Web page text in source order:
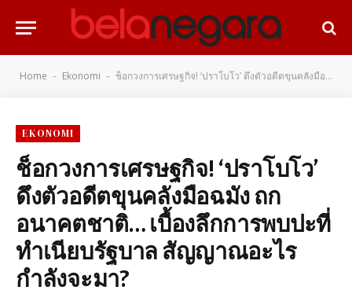
Home - Ekonomi - ช็อกวงการเศรษฐกิจ! ‘ปราโบโว’ ดึงตัวอดีตขุนคลังมือฉมัง ถกอนาคตชาติ… เบื้องลึกการพบปะที่ทำเนียบรัฐบาล สัญญาณอะไรกำลังจะมา?
EKONOMI
ช็อกวงการเศรษฐกิจ! ‘ปราโบโว’
ดึงตัวอดีตขุนคลังมือฉมัง ถก
อนาคตชาติ… เบื้องลึกการพบปะที่
ทำเนียบรัฐบาล สัญญาณอะไร
กำลังจะมา?